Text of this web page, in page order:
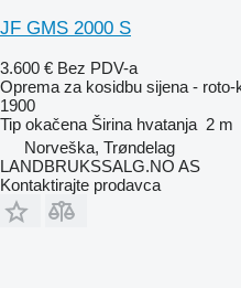
JF GMS 2000 S
3.600 € Bez PDV-a
Oprema za kosidbu sijena -
1900
Tip okačena Širina hvatanja 2 m
Norveška, Trøndelag
LANDBRUKSSALG.NO AS
Kontaktirajte prodavca